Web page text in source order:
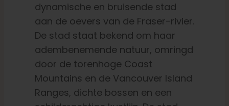
dynamische en bruisende stad
aan de oevers van de Fraser-rivier.
De stad staat bekend om haar
adembenemende natuur, omringd
door de torenhoge Coast
Mountains en de Vancouver Island
Ranges, dichte bossen en een